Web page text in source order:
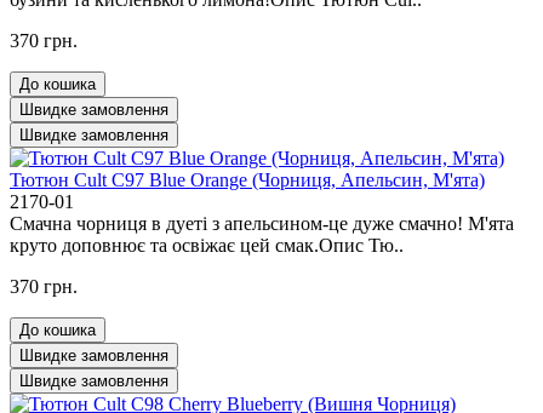
370 грн.
До кошика
Швидке замовлення
Швидке замовлення
Тютюн Cult C97 Blue Orange (Чорниця, Апельсин, М'ята)
2170-01
Смачна чорниця в дуеті з апельсином-це дуже смачно! М'ята
круто доповнює та освіжає цей смак.Опис Тю..
370 грн.
До кошика
Швидке замовлення
Швидке замовлення